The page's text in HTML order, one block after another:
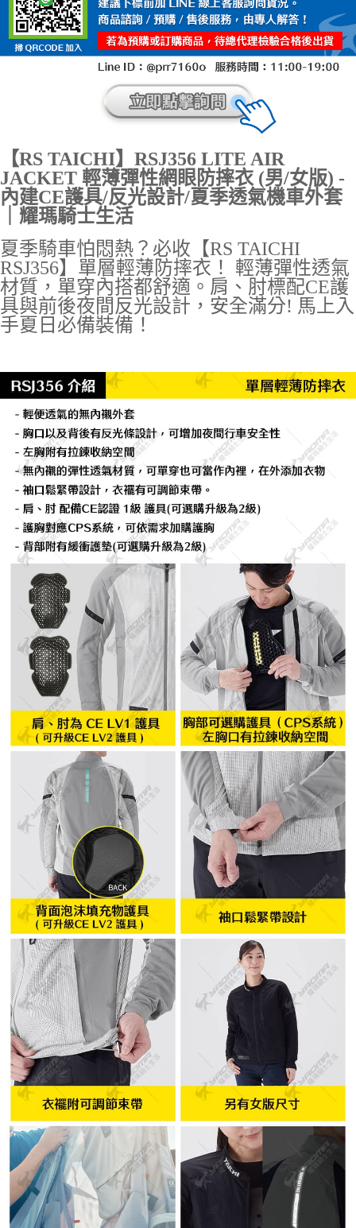
【RS TAICHI】RSJ356 LITE AIR
JACKET 輕薄彈性網眼防摔衣 (男/女版) -
內建CE護具/反光設計/夏季透氣機車外套
｜耀瑪騎士生活
夏季騎車怕悶熱？必收【RS TAICHI
RSJ356】單層輕薄防摔衣！ 輕薄彈性透氣
材質，單穿內搭都舒適。肩、肘標配CE護
具與前後夜間反光設計，安全滿分! 馬上入
手夏日必備裝備！